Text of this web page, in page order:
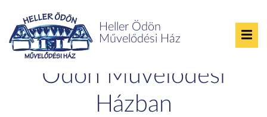
Heller Ödön
Művelődési Ház
Farsangi bál a Heller
Ödön Művelődési
Házban